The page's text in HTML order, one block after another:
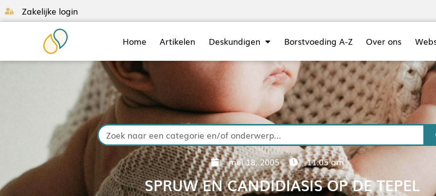
Zakelijke login
Home Artikelen Deskundigen Borstvoeding A-Z Over ons
mei 18, 2005 11:05 am
SPRUW EN CANDIDIASIS OP DE TEPEL